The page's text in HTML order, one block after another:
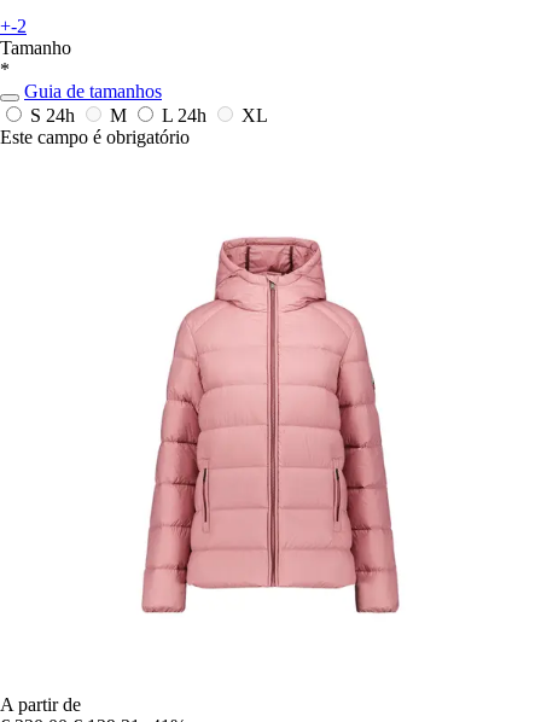
+-2
Tamanho
*
Guia de tamanhos
S 24h M L 24h
XL
Este campo é obrigatório
A partir de